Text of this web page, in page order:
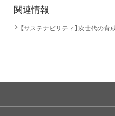
関連情報
【サステナビリティ】次世代の育